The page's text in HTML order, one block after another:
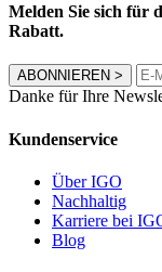
Melden Sie sich für
Rabatt.
ABONNIEREN >
Danke für Ihre
Kundenservice
Über IGO
Nachhaltig
Karriere bei
Blog